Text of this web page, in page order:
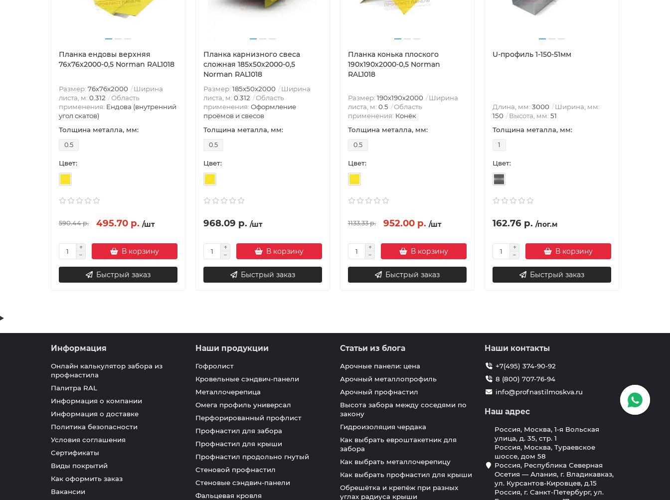
Планка ендовы верхняя
76х76х2000-0,5 Norman RAL1018
Размер: 76х76х2000
Ширина
листа, м: 0.312
Область
применения: Ендова (внутренний
угол скатов)
Толщина металла, мм:
0.5
Цвет:
590.44 р. 495.70 р. /шт
В корзину
Быстрый заказ
Планка карнизного свеса
сложная 185х50х2000-0,5
Norman RAL1018
Размер: 185х50х2000
Ширина
листа, м: 0.312
Область
применения: Оформление
проёмов и свесов
Толщина металла, мм:
0.5
Цвет:
968.09 р. /шт
В корзину
Быстрый заказ
Планка конька плоского
190х190х2000-0,5 Norman
RAL1018
Размер: 190х190х2000
Ширина
листа, м: 0.5
Область
применения: Конёк
Толщина металла, мм:
0.5
Цвет:
1133.33 р. 952.00 р. /шт
В корзину
Быстрый заказ
U-профиль 1-150-51мм
Длина, мм: 3000
Ширина, мм:
150
Высота, мм: 51
Толщина металла, мм:
1
Цвет:
162.76 р. /пог.м
В корзину
Быстрый заказ
Информация
Онлайн калькулятор забора из
профнастила
Палитра RAL
Информация о компании
Информация о доставке
Политика безопасности
Условия соглашения
Сертификаты
Виды покрытий
Как оформить заказ
Вакансии
Наши продукции
Гофролист
Кровельные сэндвич-панели
Металлочерепица
Омега профиль универсал
Перфорированный профлист
Профнастил для забора
Профнастил для крыши
Профнастил продольно гнутый
Стеновой профнастил
Стеновые сэндвич-панели
Фальцевая кровля
Статьи из блога
Арочные панели: цена
Арочный металлопрофиль
Арочный профнастил
Высота забора между соседями по
закону
Гидроизоляция чердака
Как выбрать евроштакетник для
забора
Как выбрать металлочерепицу
Как выбрать профнастил для крыши
Обрешётка и крепёж при разных
углах радиуса крыши
Наши контакты
+7(495) 374-90-92
8 (800) 707-76-94
info@profnastilmoskva.ru
Наш адрес
Россия, Москва, 1-я Вольская
улица, д. 35, стр. 1
Россия, Москва, Тураевское
шоссе, дом 58
Россия, Республика Северная
Осетия — Алания, г. Владикавказ,
ул. Курсантов-Кировцев, д.15
Россия, г. Санкт-Петербург, ул.